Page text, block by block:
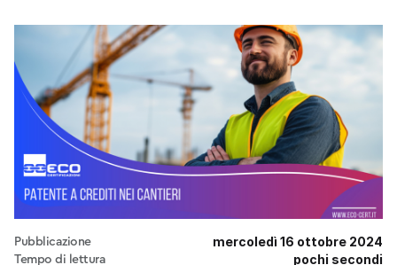
Pubblicazione mercoledì 16 ottobre 2024
Tempo di lettura pochi secondi